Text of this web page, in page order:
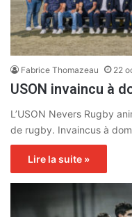
Fabrice Thomazeau 22
USON invaincu à
L’USON Nevers Rugby
de rugby. Invaincus à
Lire la suite »